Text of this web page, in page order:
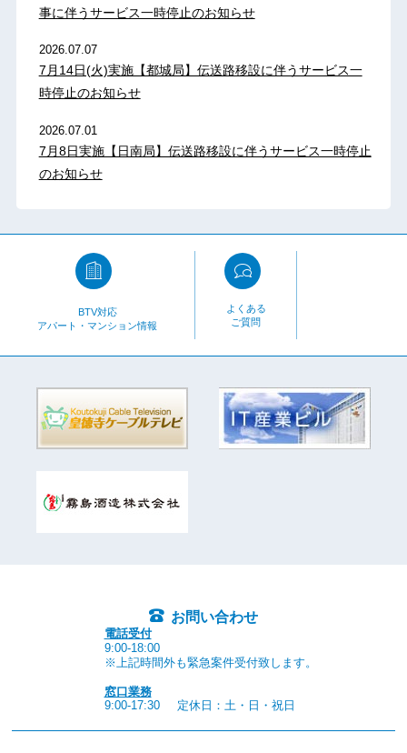
事に伴うサービス一時停止のお知らせ
2026.07.07
7月14日(火)実施【都城局】伝送路移設に伴うサービス一
時停止のお知らせ
2026.07.01
7月8日実施【日南局】伝送路移設に伴うサービス一時停止
のお知らせ
BTV対応
アパート・マンション情報
よくある
ご質問
お問い合わせ
電話受付
9:00-18:00
※上記時間外も緊急案件受付致します。
窓口業務
9:00-17:30
定休日：土・日・祝日